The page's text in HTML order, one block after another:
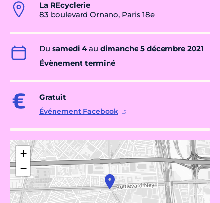
La REcyclerie
83 boulevard Ornano, Paris 18e
Du samedi 4au dimanche 5 décembre 2021
Évènement terminé
Gratuit
Événement Facebook
+
−